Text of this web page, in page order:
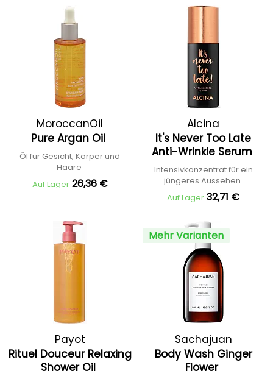
MoroccanOil
Pure Argan Oil
Öl für Gesicht, Körper und
Haare
Auf Lager 26,36 €
Alcina
It's Never Too Late
Anti-Wrinkle Serum
Intensivkonzentrat für ein
jüngeres Aussehen
Auf Lager 32,71 €
Payot
Rituel Douceur Relaxing
Shower Oil
Mehr Varianten
Sachajuan
Body Wash Ginger
Flower